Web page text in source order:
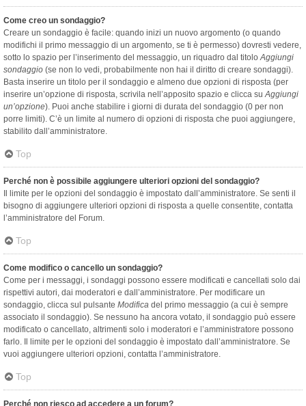
Come creo un sondaggio?
Creare un sondaggio è facile: quando inizi un nuovo argomento (o quando
modifichi il primo messaggio di un argomento, se ti è permesso) dovresti vedere,
sotto lo spazio per l’inserimento del messaggio, un riquadro dal titoloAggiungi
sondaggio (se non lo vedi, probabilmente non hai il diritto di creare sondaggi).
Basta inserire un titolo per il sondaggio e almeno due opzioni di risposta (per
inserire un’opzione di risposta, scrivila nell’apposito spazio e clicca suAggiungi
un’opzione). Puoi anche stabilire i giorni di durata del sondaggio (0 per non
porre limiti). C’è un limite al numero di opzioni di risposta che puoi aggiungere,
stabilito dall’amministratore.
Top
Perché non è possibile aggiungere ulteriori opzioni del sondaggio?
Il limite per le opzioni del sondaggio è impostato dall’amministratore. Se senti il
bisogno di aggiungere ulteriori opzioni di risposta a quelle consentite, contatta
l’amministratore del Forum.
Top
Come modifico o cancello un sondaggio?
Come per i messaggi, i sondaggi possono essere modificati e cancellati solo dai
rispettivi autori, dai moderatori e dall’amministratore. Per modificare un
sondaggio, clicca sul pulsante Modifica del primo messaggio (a cui è sempre
associato il sondaggio). Se nessuno ha ancora votato, il sondaggio può essere
modificato o cancellato, altrimenti solo i moderatori e l’amministratore possono
farlo. Il limite per le opzioni del sondaggio è impostato dall’amministratore. Se
vuoi aggiungere ulteriori opzioni, contatta l’amministratore.
Top
Perché non riesco ad accedere a un forum?